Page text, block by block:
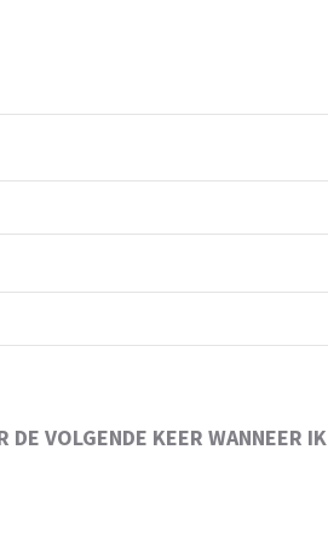
VOLGENDE KEER WANNEER IK